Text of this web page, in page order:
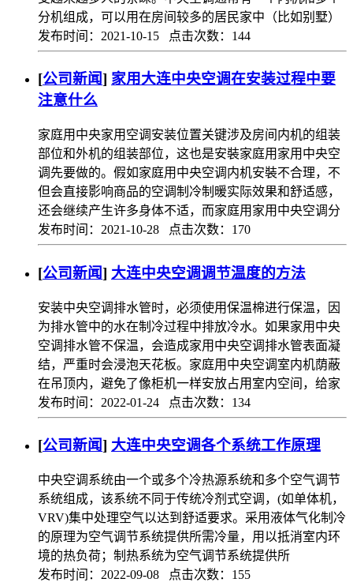
分机组成，可以用在房间较多的居民家中（比如别墅）
发布时间：2021-10-15 点击次数：144
[公司新闻] 家用大连中央空调在安装过程中要
注意什么
家庭用中央家用空调安装位置关键涉及房间内机的组装
部位和外机的组装部位，这也是安裝家庭用家用中央空
调先要做的。假如家庭用中央空调内机安裝不合理，不
但会直接影响商品的空调制冷制暖实际效果和舒适感，
还会继续产生许多身体不适，而家庭用家用中央空调分
发布时间：2021-10-28 点击次数：170
[公司新闻] 大连中央空调调节温度的方法
安装中央空调排水管时，必须使用保温棉进行保温，因
为排水管中的水在制冷过程中排放冷水。如果家用中央
空调排水管不保温，会造成家用中央空调排水管表面凝
结，严重时会浸泡天花板。家庭用中央空调室内机荫蔽
在吊顶内，避免了像柜机一样安放占用室内空间，给家
发布时间：2022-01-24 点击次数：134
[公司新闻] 大连中央空调各个系统工作原理
中央空调系统由一个或多个冷热源系统和多个空气调节
系统组成，该系统不同于传统冷剂式空调，(如单体机，
VRV)集中处理空气以达到舒适要求。采用液体气化制冷
的原理为空气调节系统提供所需冷量，用以抵消室内环
境的热负荷；制热系统为空气调节系统提供所
发布时间：2022-09-08 点击次数：155